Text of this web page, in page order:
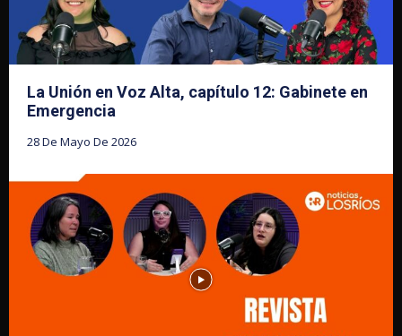
La Unión en Voz Alta, capítulo 12: Gabinete en
Emergencia
28 De Mayo De 2026